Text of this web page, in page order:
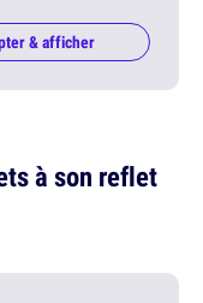
& afficher
à son reflet